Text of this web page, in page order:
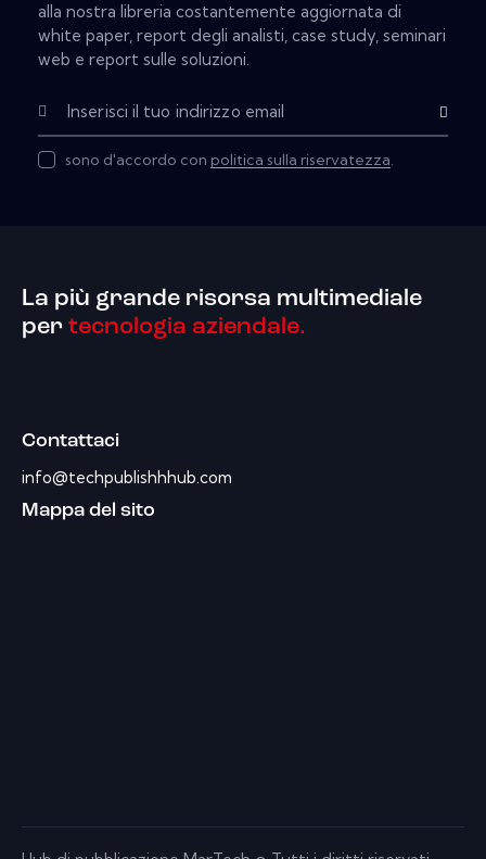
alla nostra libreria costantemente aggiornata di
white paper, report degli analisti, case study, seminari
web e report sulle soluzioni.
Subscribe
sono d'accordo con politica sulla riservatezza.
La più grande risorsa multimediale
per tecnologia aziendale.
Contattaci
info@techpublishhhub.com
Mappa del sito